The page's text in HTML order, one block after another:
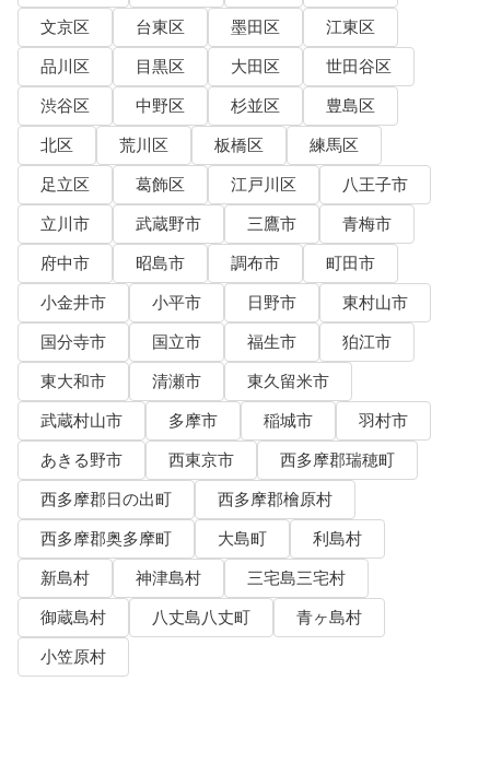
文京区
台東区 墨田区
江東区
品川区
目黒区 大田区
世田谷区
渋谷区
中野区 杉並区
豊島区
北区
荒川区 板橋区
練馬区
足立区
葛飾区 江戸川区
八王子市
立川市
武蔵野市 三鷹市
青梅市
府中市
昭島市 調布市
町田市
小金井市
小平市 日野市
東村山市
国分寺市
国立市 福生市
狛江市
東大和市
清瀬市
東久留米市
武蔵村山市
多摩市 稲城市
羽村市
あきる野市
西東京市
西多摩郡瑞穂町
西多摩郡日の出町
西多摩郡檜原村
西多摩郡奥多摩町
大島町
利島村
新島村
神津島村
三宅島三宅村
御蔵島村
八丈島八丈町
青ヶ島村
小笠原村